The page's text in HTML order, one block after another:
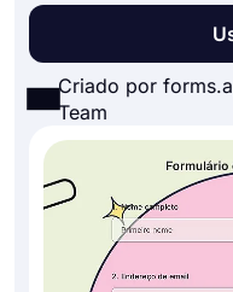
Criado por
Team